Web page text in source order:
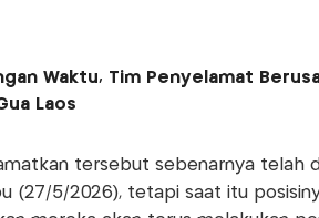
Waktu, Tim Penyelamat
Laos
tersebut sebenarnya telah
(27/5/2026), tetapi saat itu